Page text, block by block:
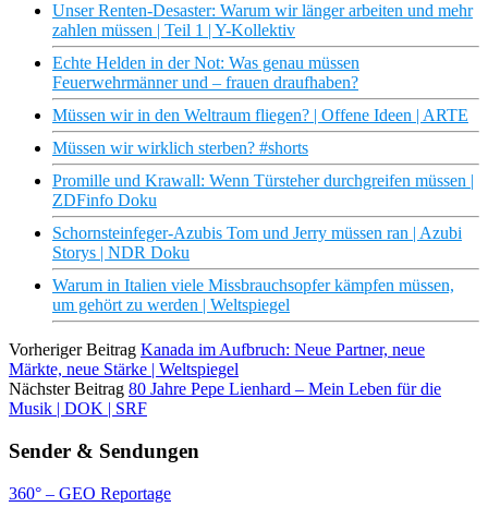
Unser Renten-Desaster: Warum wir länger arbeiten und mehr
zahlen müssen | Teil 1 | Y-Kollektiv
Echte Helden in der Not: Was genau müssen
Feuerwehrmänner und – frauen draufhaben?
Müssen wir in den Weltraum fliegen? | Offene Ideen | ARTE
Müssen wir wirklich sterben? #shorts
Promille und Krawall: Wenn Türsteher durchgreifen müssen |
ZDFinfo Doku
Schornsteinfeger-Azubis Tom und Jerry müssen ran | Azubi
Storys | NDR Doku
Warum in Italien viele Missbrauchsopfer kämpfen müssen,
um gehört zu werden | Weltspiegel
Vorheriger Beitrag Kanada im Aufbruch: Neue Partner, neue
Märkte, neue Stärke | Weltspiegel
Nächster Beitrag 80 Jahre Pepe Lienhard – Mein Leben für die
Musik | DOK | SRF
Sender & Sendungen
360° – GEO Reportage